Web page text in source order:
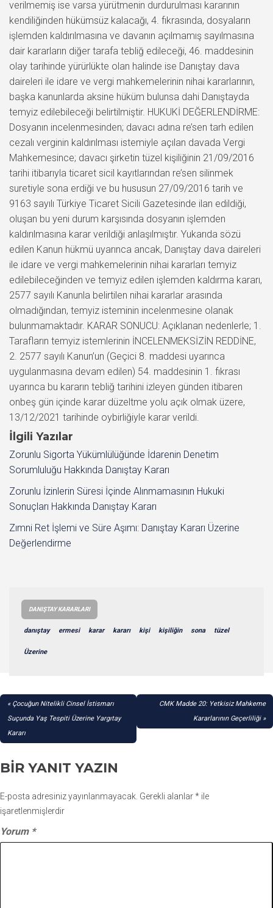
verilmemiş ise varsa yürütmenin durdurulması kararının
kendiliğinden hükümsüz kalacağı, 4. fıkrasında, dosyaların
işlemden kaldırılmasına ve davanın açılmamış sayılmasına
dair kararların diğer tarafa tebliğ edileceği, 46. maddesinin
olay tarihinde yürürlükte olan halinde ise Danıştay dava
daireleri ile idare ve vergi mahkemelerinin nihai kararlarının,
başka kanunlarda aksine hüküm bulunsa dahi Danıştayda
temyiz edilebileceği belirtilmiştir. HUKUKİ DEĞERLENDİRME:
Dosyanın incelenmesinden; davacı adına re’sen tarh edilen
cezalı verginin kaldırılması istemiyle açılan davada Vergi
Mahkemesince; davacı şirketin tüzel kişiliğinin 21/09/2016
tarihi itibarıyla ticaret sicil kayıtlarından re’sen silinmek
suretiyle sona erdiği ve bu hususun 27/09/2016 tarih ve
9163 sayılı Türkiye Ticaret Sicili Gazetesinde ilan edildiği,
oluşan bu yeni durum karşısında dosyanın işlemden
kaldırılmasına karar verildiği anlaşılmıştır. Yukarıda sözü
edilen Kanun hükmü uyarınca ancak, Danıştay dava daireleri
ile idare ve vergi mahkemelerinin nihai kararları temyiz
edilebileceğinden ve temyiz edilen işlemden kaldırma kararı,
2577 sayılı Kanunla belirtilen nihai kararlar arasında
olmadığından, temyiz isteminin incelenmesine olanak
bulunmamaktadır. KARAR SONUCU: Açıklanan nedenlerle; 1.
Tarafların temyiz istemlerinin İNCELENMEKSİZİN REDDİNE,
2. 2577 sayılı Kanun’un (Geçici 8. maddesi uyarınca
uygulanmasına devam edilen) 54. maddesinin 1. fıkrası
uyarınca bu kararın tebliğ tarihini izleyen günden itibaren
onbeş gün içinde karar düzeltme yolu açık olmak üzere,
13/12/2021 tarihinde oybirliğiyle karar verildi.
İlgili Yazılar
Zorunlu Sigorta Yükümlülüğünde İdarenin Denetim
Sorumluluğu Hakkında Danıştay Kararı
Zorunlu İzinlerin Süresi İçinde Alınmamasının Hukuki
Sonuçları Hakkında Danıştay Kararı
Zımni Ret İşlemi ve Süre Aşımı: Danıştay Kararı Üzerine
Değerlendirme
DANIŞTAY KARARLARI
danıştay ermesi karar kararı kişi kişiliğin sona tüzel
Üzerine
YAZI
GEZINMESI
Çocuğun Nitelikli Cinsel İstismarı
Suçunda Yaş Tespiti Üzerine Yargıtay
Kararı
CMK Madde 20: Yetkisiz Mahkeme
Kararlarının Geçerliliği
BIR YANIT YAZIN
E-posta adresiniz yayınlanmayacak. Gerekli alanlar* ile
işaretlenmişlerdir
Yorum *